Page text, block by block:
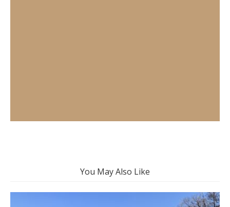
You May Also Like